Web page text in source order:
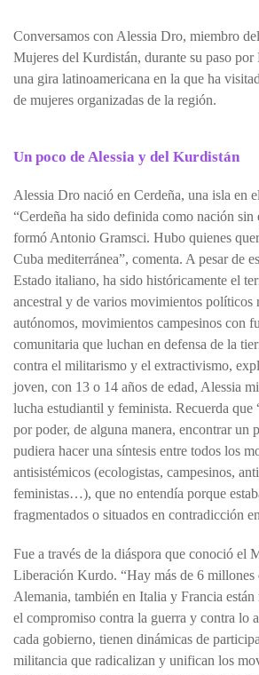
Conversamos con Alessia Dro, miembro
Mujeres del Kurdistán, durante su paso por
una gira latinoamericana en la que ha
de mujeres organizadas de la región.
Un poco de Alessia y del Kurdistán
Alessia Dro nació en Cerdeña, una isla en
“Cerdeña ha sido definida como nación sin
formó Antonio Gramsci. Hubo quienes
Cuba mediterránea”, comenta. A pesar de
Estado italiano, ha sido históricamente el
ancestral y de varios movimientos políticos
autónomos, movimientos campesinos con
comunitaria que luchan en defensa de la
contra el militarismo y el extractivismo,
joven, con 13 o 14 años de edad, Alessia
lucha estudiantil y feminista. Recuerda que
por poder, de alguna manera, encontrar un
pudiera hacer una síntesis entre todos los
antisistémicos (ecologistas, campesinos,
feministas…), que no entendía porque
fragmentados o situados en contradicción
Fue a través de la diáspora que conoció el
Liberación Kurdo. “Hay más de 6 millones
Alemania, también en Italia y Francia están
el compromiso contra la guerra y contra lo
cada gobierno, tienen dinámicas de
militancia que radicalizan y unifican los